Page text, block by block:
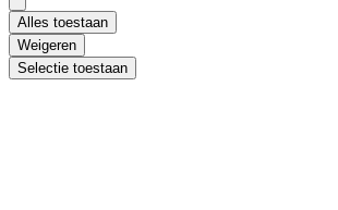
Alles toestaan
Weigeren
Selectie toestaan